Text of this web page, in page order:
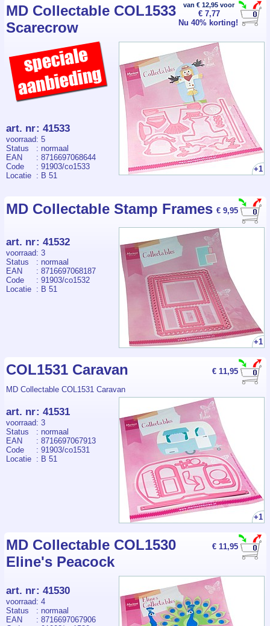
van € 12,95 voor
€ 7,77
Nu 40% korting!
MD Collectable COL1533
Scarecrow
+1
art. nr: 41533
voorraad: 5
Status
: normaal
EAN
: 8716697068644
Code
: 91903/co1533
Locatie : B 51
€ 9,95
MD Collectable Stamp Frames
+1
art. nr: 41532
voorraad: 3
Status
: normaal
EAN
: 8716697068187
Code
: 91903/co1532
Locatie : B 51
€ 11,95
COL1531 Caravan
MD Collectable COL1531 Caravan
+1
art. nr: 41531
voorraad: 3
Status
: normaal
EAN
: 8716697067913
Code
: 91903/co1531
Locatie : B 51
€ 11,95
MD Collectable COL1530
Eline's Peacock
art. nr: 41530
voorraad: 4
Status
: normaal
EAN
: 8716697067906